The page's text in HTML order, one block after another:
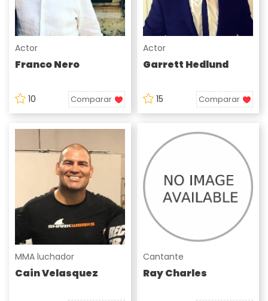
Actor
Franco Nero
10 Comparar
Actor
Garrett Hedlund
15 Comparar
MMA luchador
Cain Velasquez
Cantante
Ray Charles